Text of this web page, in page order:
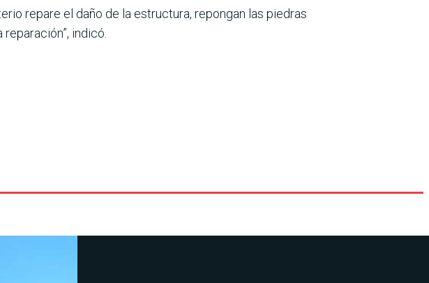
repare el daño de la estructura, repongan las piedras
indicó.